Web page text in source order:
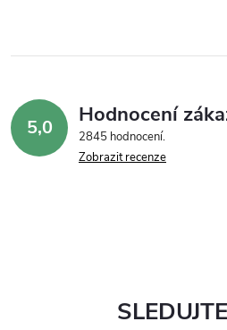
5,0 Hodnocení
2845 hodnocení
Zobrazit recenze